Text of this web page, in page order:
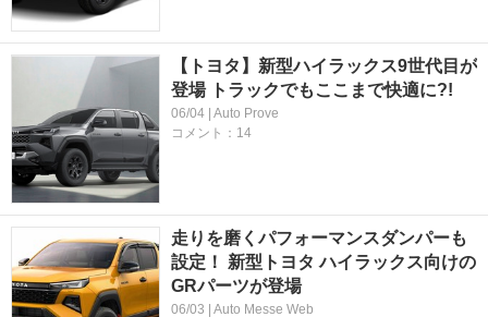
【トヨタ】新型ハイラックス9世代目が
登場 トラックでもここまで快適に?!
06/04 | Auto Prove
コメント：14
走りを磨くパフォーマンスダンパーも
設定！ 新型トヨタ ハイラックス向けの
GRパーツが登場
06/03 | Auto Messe Web